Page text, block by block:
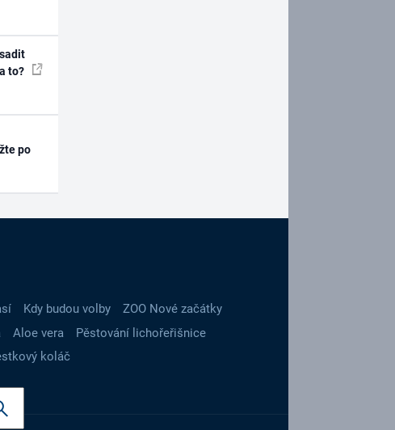
to?
po
Kdy budou volby
ZOO Nové začátky
Aloe vera
Pěstování lichořeřišnice
koláč